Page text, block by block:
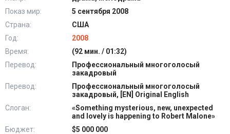
Показ мир:
5 сентября 2008
Страна:
США
Год:
2008
Время:
(92 мин. / 01:32)
Перевод:
Профессиональный многоголосый
закадровый
Перевод:
Профессиональный многоголосый
закадровый, [EN] Original English
Слоган:
«Something mysterious, new, unexpected
and lovely is happening to Robert Malone»
Бюджет:
$5 000 000